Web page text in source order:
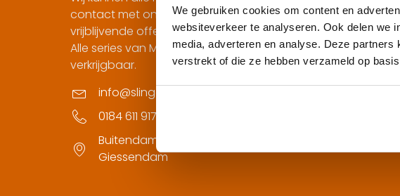
We gebruiken cookies om content en
websiteverkeer te analyseren. Ook delen we
media, adverteren en analyse. Deze
verstrekt of die ze hebben verzameld op
contact met ons op voor een geheel
vrijblijvende offerte.
Alle series van Michel Oprey zijn bij ons
verkrijgbaar.
info@slingerlandtegels.nl
0184 611 917
Buitendams 431 3371 BH, Hardinxveld-
Giessendam